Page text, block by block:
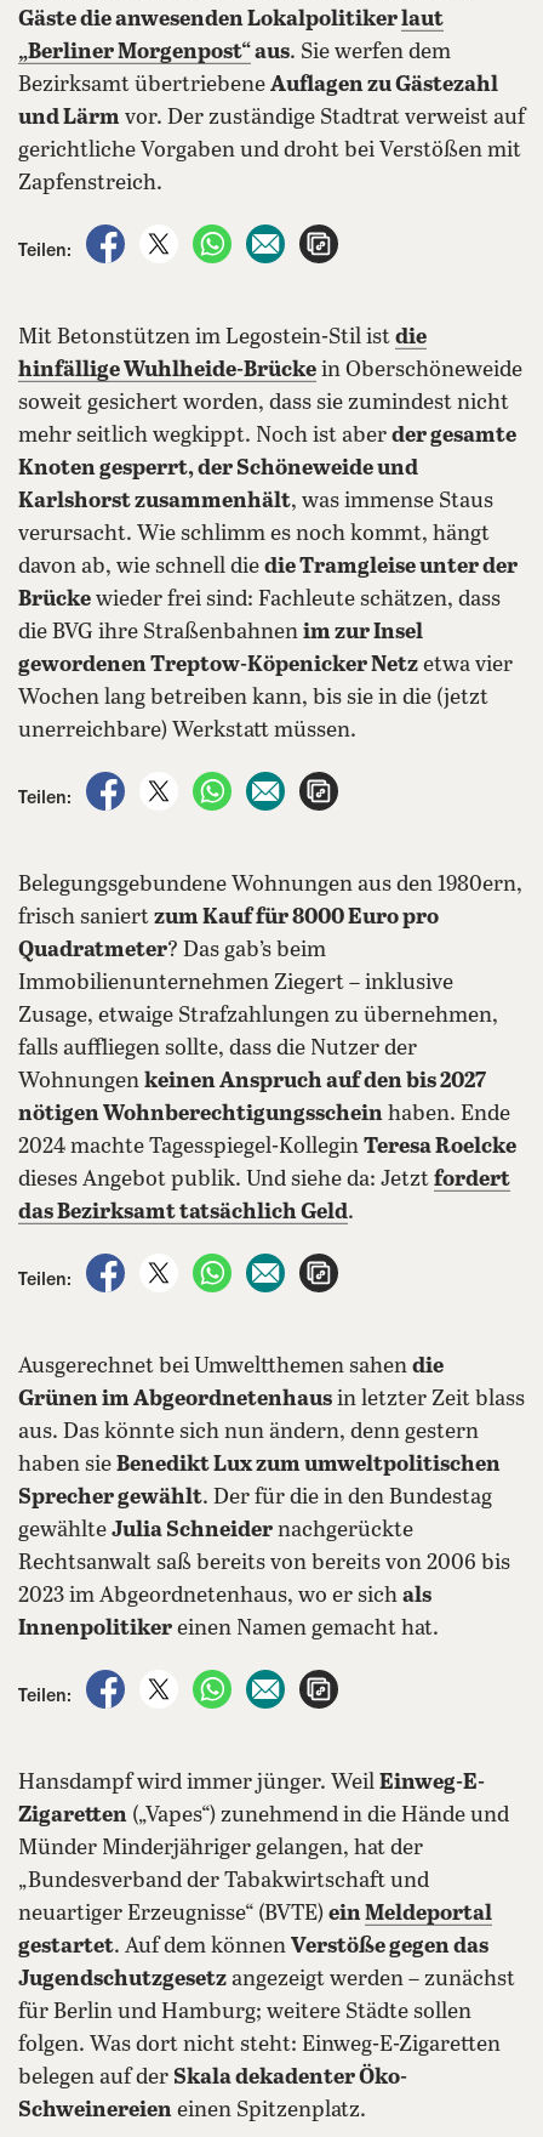
Gäste die anwesenden Lokalpolitikerlaut
„Berliner Morgenpost“aus. Sie werfen dem
Bezirksamt übertriebene Auflagen zu Gästezahl
und Lärm vor. Der zuständige Stadtrat verweist auf
gerichtliche Vorgaben und droht bei Verstößen mit
Zapfenstreich.
Teilen:
auf Facebook teilen
auf X teilenper WhatsApp teilen
per E-Mail teilen
Mit Betonstützen im Legostein-Stil ist die
hinfällige Wuhlheide-Brücke in Oberschöneweide
soweit gesichert worden, dass sie zumindest nicht
mehr seitlich wegkippt. Noch ist aber der gesamte
Knoten gesperrt, der Schöneweide und
Karlshorst zusammenhält, was immense Staus
verursacht. Wie schlimm es noch kommt, hängt
davon ab, wie schnell die die Tramgleise unter der
Brücke wieder frei sind: Fachleute schätzen, dass
die BVG ihre Straßenbahnen im zur Insel
gewordenen Treptow-Köpenicker Netz etwa vier
Wochen lang betreiben kann, bis sie in die (jetzt
unerreichbare) Werkstatt müssen.
Teilen:
auf Facebook teilen
auf X teilenper WhatsApp teilen
per E-Mail teilen
Belegungsgebundene Wohnungen aus den 1980ern,
frisch saniert zum Kauf für 8000 Euro pro
Quadratmeter? Das gab’s beim
Immobilienunternehmen Ziegert – inklusive
Zusage, etwaige Strafzahlungen zu übernehmen,
falls auffliegen sollte, dass die Nutzer der
Wohnungen keinen Anspruch auf den bis 2027
nötigen Wohnberechtigungsschein haben. Ende
2024 machte Tagesspiegel-Kollegin Teresa Roelcke
dieses Angebot publik. Und siehe da: Jetzt fordert
das Bezirksamt tatsächlich Geld.
Teilen:
auf Facebook teilen
auf X teilenper WhatsApp teilen
per E-Mail teilen
Ausgerechnet bei Umweltthemen sahen die
Grünen im Abgeordnetenhaus in letzter Zeit blass
aus. Das könnte sich nun ändern, denn gestern
haben sie Benedikt Lux zum umweltpolitischen
Sprecher gewählt. Der für die in den Bundestag
gewählte Julia Schneider nachgerückte
Rechtsanwalt saß bereits von bereits von 2006 bis
2023 im Abgeordnetenhaus, wo er sich als
Innenpolitiker einen Namen gemacht hat.
Teilen:
auf Facebook teilen
auf X teilenper WhatsApp teilen
per E-Mail teilen
Hansdampf wird immer jünger. Weil Einweg-E-
Zigaretten („Vapes“) zunehmend in die Hände und
Münder Minderjähriger gelangen, hat der
„Bundesverband der Tabakwirtschaft und
neuartiger Erzeugnisse“ (BVTE) einMeldeportal
gestartet. Auf dem können Verstöße gegen das
Jugendschutzgesetz angezeigt werden – zunächst
für Berlin und Hamburg; weitere Städte sollen
folgen. Was dort nicht steht: Einweg-E-Zigaretten
belegen auf der Skala dekadenter Öko-
Schweinereien einen Spitzenplatz.